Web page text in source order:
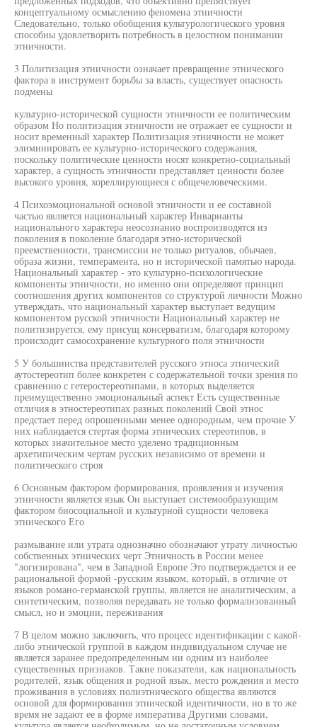
концептуальному осмыслению феномена этничности
Следовательно, только обобщения культурологического уровня
способны удовлетворить потребность в целостном понимании
этничности.
3 Политизация этничности означает превращение этнического
фактора в инструмент борьбы за власть, существует опасность
подмены
культурно-исторической сущности этничности ее политическим
образом Но политизация этничности не отражает ее сущности и
носит временный характер Политизация этничности не может
элиминировать ее культурно-исторического содержания,
поскольку политические ценности носят конкретно-социальный
характер, а сущность этничности представляет ценности более
высокого уровня, хореллирующиеся с общечеловеческими.
4 Психоэмоциональной основой этничности и ее составной
частью является национальный характер Инварианты
национального характера неосознанно воспроизводятся из
поколения в поколение благодаря этно-исторической
преемственности, трансмиссии не только ритуалов, обычаев,
образа жизни, темперамента, но и исторической памятью народа.
Национальный характер - это культурно-психологические
компоненты этничности, но именно они определяют принцип
соотношения других компонентов со структурой личности Можно
утверждать, что национальный характер выступает ведущим
компонентом русской этничности Национальный характер не
политизируется, ему присущ консерватизм, благодаря которому
происходит самосохранение культурного поля этничности
5 У большинства представителей русского этноса этнический
аутостереотип более конкретен с содержательной точки зрения по
сравнению с гетеростереотипами, в которых выделяется
преимущественно эмоциональный аспект Есть существенные
отличия в этностереотипах разных поколений Свой этнос
предстает перед опрошенными менее однородным, чем прочие У
них наблюдается стертая форма этнических стереотипов, в
которых значительное место уделено традиционным
архетипическим чертам русских независимо от времени и
политического строя
6 Основным фактором формирования, проявления и изучения
этничности является язык Он выступает системообразующим
фактором биосоциальной и культурной сущности человека
этнического Его
размывание или утрата однозначно обозначают утрату личностью
собственных этнических черт Этничность в России менее
"логизирована", чем в Западной Европе Это подтверждается и ее
рациональной формой -русским языком, который, в отличие от
языков романо-германской группы, является не аналитическим, а
синтетическим, позволяя передавать не только формализованный
смысл, но и эмоции, переживания
7 В целом можно заключить, что процесс идентификации с какой-
либо этнической группой в каждом индивидуальном случае не
является заранее предопределенным ни одним из наиболее
существенных признаков. Такие показатели, как национальность
родителей, язык общения и родной язык, место рождения и место
проживания в условиях полиэтнического общества являются
основой для формирования этнической идентичности, но в то же
время не задают ее в форме императива Другими словами,